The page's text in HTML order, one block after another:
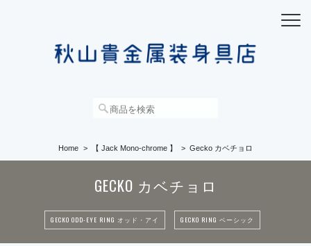
Home 【 Jack Mono-chrome 】 Gecko カベチョロ
GECKO カベチョロ
GECKO ODD-EYE RING オッド・アイ GECKO RING ベーシック